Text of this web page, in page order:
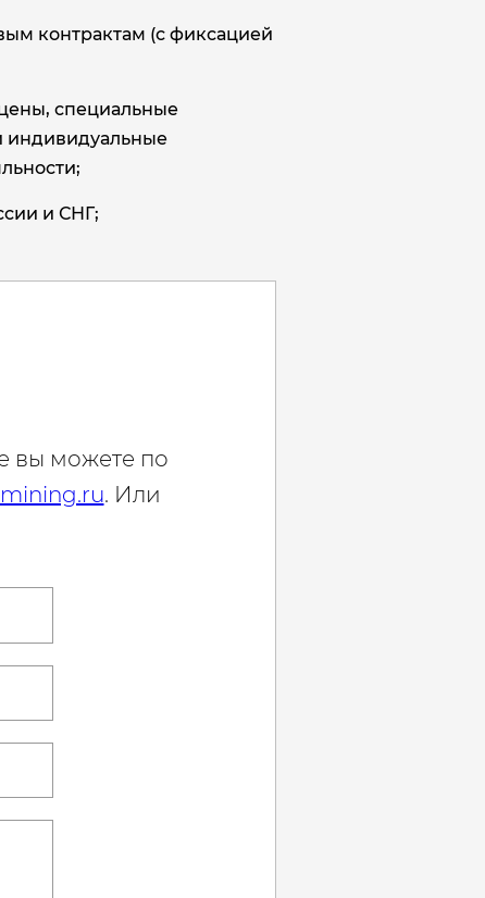
контрактам (с фиксацией
специальные
индивидуальные
и СНГ;
вы можете по
. Или